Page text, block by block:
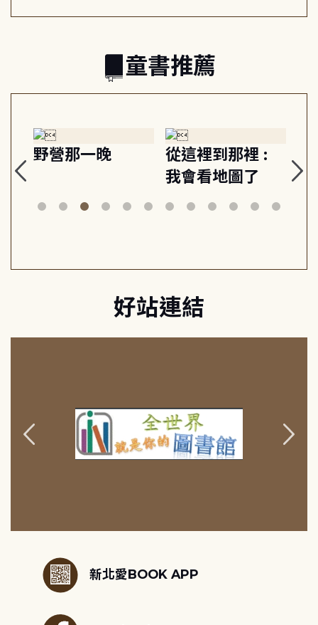
童書推薦
野營那一晚
從這裡到那裡 :
我會看地圖了
美
好站連結
新北愛BOOK APP